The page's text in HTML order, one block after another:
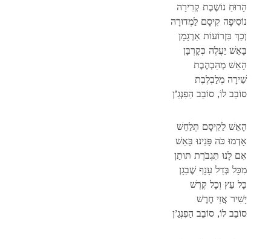
הָרוּחַ נוֹשֶבֶת קְרִירָה
נוֹסִיפָה קִיסָם לַמְדוּרָה
וְכַךְ בִּזְרוֹעוֹת אַרְגָמָן
בָּאֵשׁ יַעֲלֶה כְּקָרְבָּן
הָאֵשׁ מְהַבְהֶבֶת
שִׁירָה מְלַבְלֶבֶת
סוֹבֵב לוֹ, סוֹבֵב הַפִנְגַ’ן
הָאֵשׁ לַקִיסָם תְּלַחֵשׁ
אָדְמוּ כֹּה פָּנֵינוּ בָּאֵשׁ
אִם לָנוּ תִּגְבֹּרֶת תּוּתַן
מִכָּל בְּדַל עָנָף שֶׁבַגָן
כָּל עֵץ וְכָל קֶרֶשׁ
יָשִׁיר אֲזַי חֶרֶשׁ
סוֹבֵב לוֹ, סוֹבֵב הַפִנְגַ’ן